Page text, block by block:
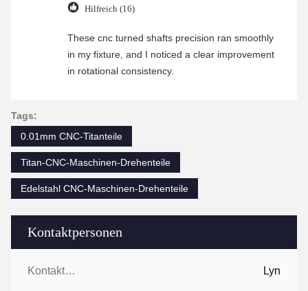
Kontaktpersonen
Kontaktpersonen: Lyn
Hilfreich (16)
These cnc turned shafts precision ran smoothly
in my fixture, and I noticed a clear improvement
in rotational consistency.
Tags:
0.01mm CNC-Titanteile
Titan-CNC-Maschinen-Drehenteile
Edelstahl CNC-Maschinen-Drehenteile